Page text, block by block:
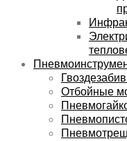
Отбойные